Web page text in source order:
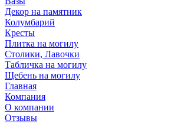
Декор на памятник
Колумбарий
Кресты
Плитка на могилу
Столики, Лавочки
Табличка на могилу
Щебень на могилу
Главная
Компания
О компании
Отзывы